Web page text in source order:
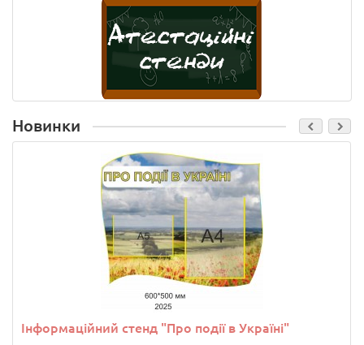
Новинки
Інформаційний стенд "Про події в Україні"